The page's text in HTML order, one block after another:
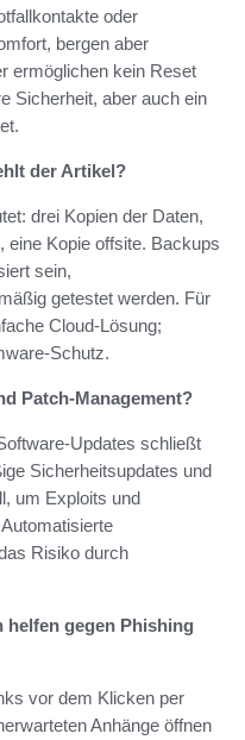
oder
bergen aber
ermöglichen kein Reset
Sicherheit, aber auch ein
der Artikel?
drei Kopien der Daten,
eine Kopie offsite. Backups
sein,
getestet werden. Für
Cloud‑Lösung;
Patch‑Management?
schließt
Sicherheitsupdates und
um Exploits und
Risiko durch
helfen gegen Phishing
vor dem Klicken per
Anhänge öffnen